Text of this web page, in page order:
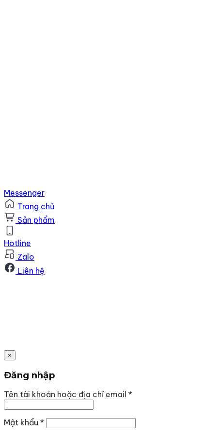
Messenger
Trang chủ
Sản phẩm
Hotline
Zalo
Liên hệ
×
Đăng nhập
Tên tài khoản hoặc địa chỉ email *Bắt
Mật khẩu *Bắt